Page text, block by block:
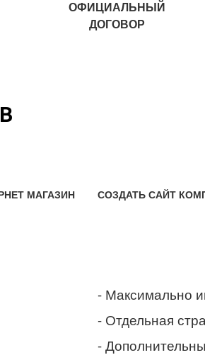
ОФИЦИАЛЬНЫЙ
ДОГОВОР
МАГАЗИН СОЗДАТЬ САЙТ
- Максимально
- Отдельная
-